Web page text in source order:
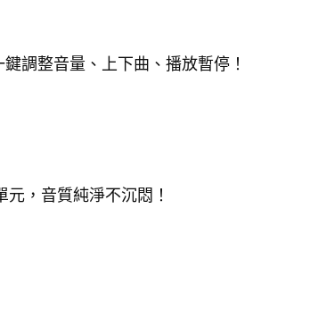
調整音量、上下曲、播放暫停！
元，音質純淨不沉悶！